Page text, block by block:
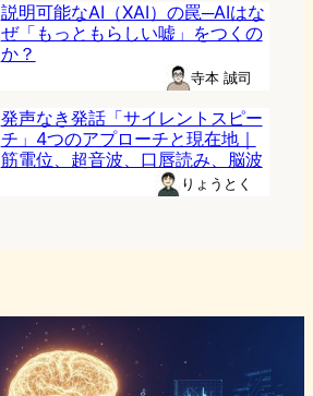
説明可能なAI（XAI）の罠─AIはな
ぜ「もっともらしい嘘」をつくの
か？
寺本 誠司
発声なき発話「サイレントスピー
チ」4つのアプローチと現在地｜
筋電位、超音波、口唇読み、脳波
りょうとく